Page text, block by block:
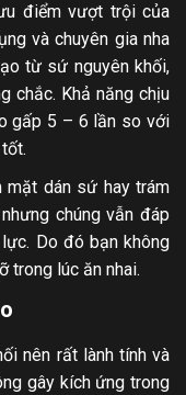
điểm vượt trội của
và chuyên gia nha
từ sứ nguyên khối,
chắc. Khả năng chịu
gấp 5 – 6 lần so với
mặt dán sứ hay trám
chúng vẫn đáp
Do đó bạn không
trong lúc ăn nhai.
nên rất lành tính và
gây kích ứng trong